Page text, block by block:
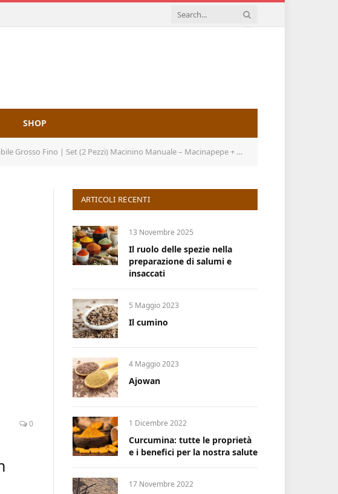
SHOP
Macinino Manuale – Macinapepe + Macinasale in Inox + Vetro, Saliera Pepiera Acciaio
0
ARTICOLI RECENTI
13 Novembre 2025
Il ruolo delle spezie nella
preparazione di salumi e
insaccati
5 Maggio 2023
Il cumino
4 Maggio 2023
Ajowan
1 Dicembre 2022
Curcumina: tutte le proprietà
e i benefici per la nostra salute
17 Novembre 2022